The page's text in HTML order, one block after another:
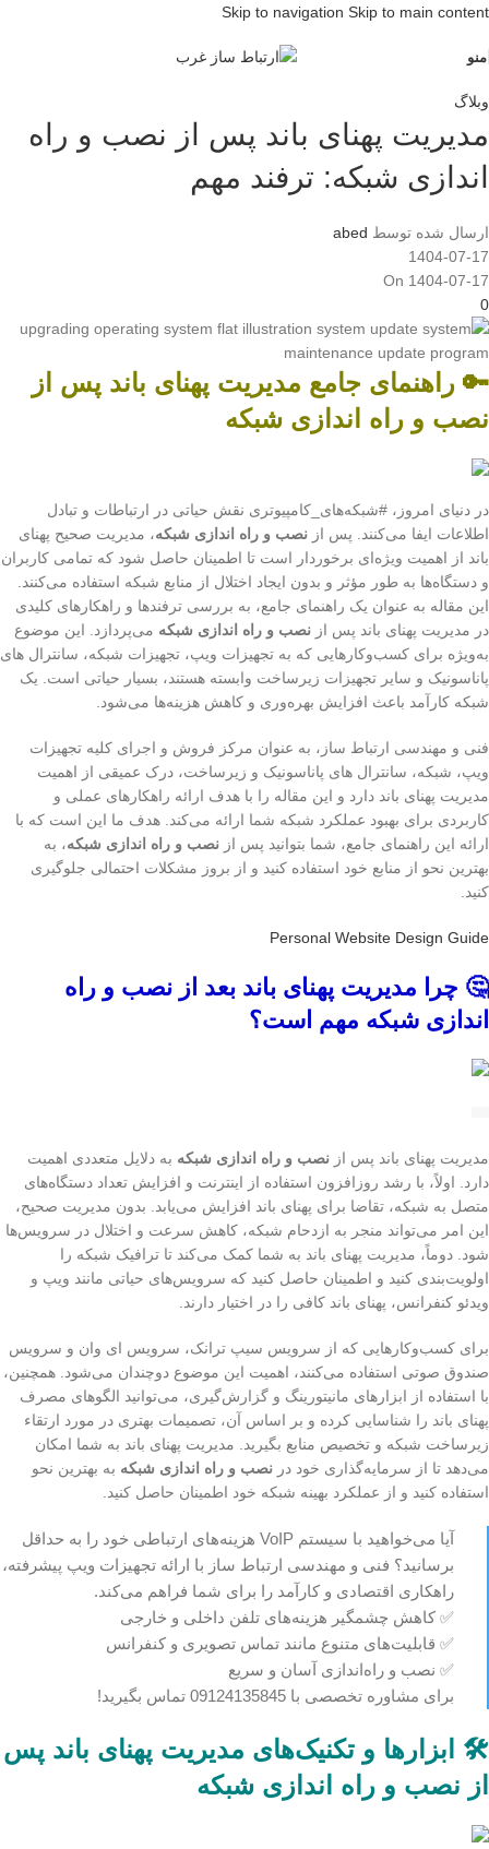
Skip to navigation Skip to main content
منو
وبلاگ
مدیریت پهنای باند پس از نصب و راه
اندازی شبکه: ترفند مهم
ارسال شده توسط abed
1404-07-17
On 1404-07-17
0
🔑 راهنمای جامع مدیریت پهنای باند پس از
نصب و راه اندازی شبکه
در دنیای امروز، #شبکه‌های_کامپیوتری نقش حیاتی در ارتباطات و تبادل
اطلاعات ایفا می‌کنند. پس از نصب و راه اندازی شبکه، مدیریت صحیح پهنای
باند از اهمیت ویژه‌ای برخوردار است تا اطمینان حاصل شود که تمامی کاربران
و دستگاه‌ها به طور مؤثر و بدون ایجاد اختلال از منابع شبکه استفاده می‌کنند.
این مقاله به عنوان یک راهنمای جامع، به بررسی ترفندها و راهکارهای کلیدی
در مدیریت پهنای باند پس از نصب و راه اندازی شبکه می‌پردازد. این موضوع
به‌ویژه برای کسب‌وکارهایی که به تجهیزات ویپ، تجهیزات شبکه، سانترال های
پاناسونیک و سایر تجهیزات زیرساخت وابسته هستند، بسیار حیاتی است. یک
شبکه کارآمد باعث افزایش بهره‌وری و کاهش هزینه‌ها می‌شود.
فنی و مهندسی ارتباط ساز، به عنوان مرکز فروش و اجرای کلیه تجهیزات
ویپ، شبکه، سانترال های پاناسونیک و زیرساخت، درک عمیقی از اهمیت
مدیریت پهنای باند دارد و این مقاله را با هدف ارائه راهکارهای عملی و
کاربردی برای بهبود عملکرد شبکه شما ارائه می‌کند. هدف ما این است که با
ارائه این راهنمای جامع، شما بتوانید پس از نصب و راه اندازی شبکه، به
بهترین نحو از منابع خود استفاده کنید و از بروز مشکلات احتمالی جلوگیری
کنید.
Personal Website Design Guide
🤔 چرا مدیریت پهنای باند بعد از نصب و راه
اندازی شبکه مهم است؟
مدیریت پهنای باند پس از نصب و راه اندازی شبکه به دلایل متعددی اهمیت
دارد. اولاً، با رشد روزافزون استفاده از اینترنت و افزایش تعداد دستگاه‌های
متصل به شبکه، تقاضا برای پهنای باند افزایش می‌یابد. بدون مدیریت صحیح،
این امر می‌تواند منجر به ازدحام شبکه، کاهش سرعت و اختلال در سرویس‌ها
شود. دوماً، مدیریت پهنای باند به شما کمک می‌کند تا ترافیک شبکه را
اولویت‌بندی کنید و اطمینان حاصل کنید که سرویس‌های حیاتی مانند ویپ و
ویدئو کنفرانس، پهنای باند کافی را در اختیار دارند.
برای کسب‌وکارهایی که از سرویس سیپ ترانک، سرویس ای وان و سرویس
صندوق صوتی استفاده می‌کنند، اهمیت این موضوع دوچندان می‌شود. همچنین،
با استفاده از ابزارهای مانیتورینگ و گزارش‌گیری، می‌توانید الگوهای مصرف
پهنای باند را شناسایی کرده و بر اساس آن، تصمیمات بهتری در مورد ارتقاء
زیرساخت شبکه و تخصیص منابع بگیرید. مدیریت پهنای باند به شما امکان
می‌دهد تا از سرمایه‌گذاری خود در نصب و راه اندازی شبکه به بهترین نحو
استفاده کنید و از عملکرد بهینه شبکه خود اطمینان حاصل کنید.
آیا می‌خواهید با سیستم VoIP هزینه‌های ارتباطی خود را به حداقل
برسانید؟ فنی و مهندسی ارتباط ساز با ارائه تجهیزات ویپ پیشرفته،
راهکاری اقتصادی و کارآمد را برای شما فراهم می‌کند.
✅ کاهش چشمگیر هزینه‌های تلفن داخلی و خارجی
✅ قابلیت‌های متنوع مانند تماس تصویری و کنفرانس
✅ نصب و راه‌اندازی آسان و سریع
برای مشاوره تخصصی با 09124135845 تماس بگیرید!
🛠️ ابزارها و تکنیک‌های مدیریت پهنای باند پس
از نصب و راه اندازی شبکه